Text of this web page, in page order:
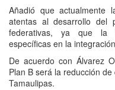
Añadió que actualmente
atentas al desarrollo del
federativas, ya que la
específicas en la
De acuerdo con Álvarez
Plan B será la reducción
Tamaulipas.